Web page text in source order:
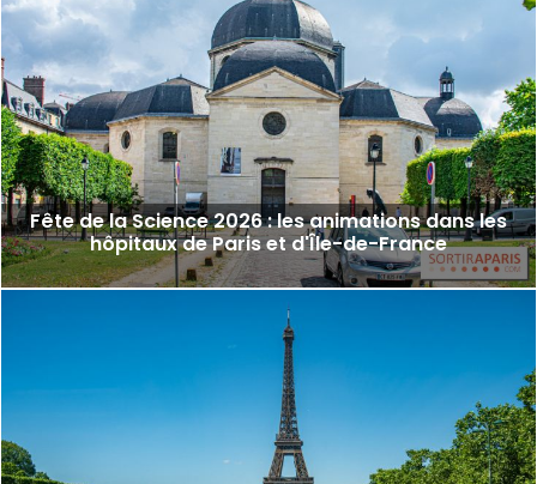
Fête de la Science 2026 : les animations dans les
hôpitaux de Paris et d'Île-de-France